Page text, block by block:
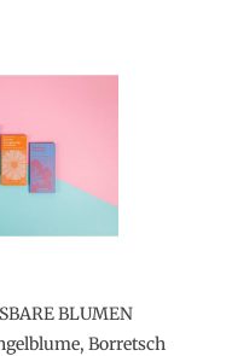
BLUMEN
Borretsch